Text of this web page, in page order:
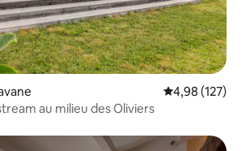
Évaluation
4,98 (127)
au milieu des Oliviers